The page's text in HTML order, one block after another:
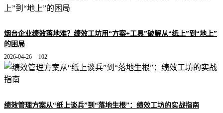
烟台企业绩效落地难？绩效工坊用“方案+工具”破解从“纸上”到“地上”
的困局
2026-04-26 102
绩效管理方案从“纸上谈兵”到“落地生根”：绩效工坊的实战指南